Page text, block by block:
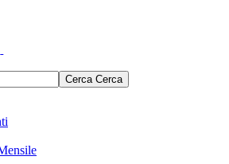
Cerca Cerca